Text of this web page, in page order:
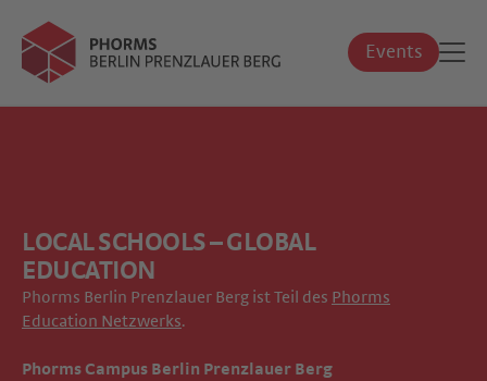
Events
LOCAL SCHOOLS – GLOBAL
EDUCATION
Phorms Berlin Prenzlauer Berg ist Teil des Phorms
Education Netzwerks.
Phorms Campus Berlin Prenzlauer Berg